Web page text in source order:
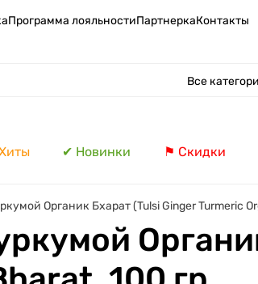
Программа лояльностиПартнеркаКонтакты
Все
✔ Новинки ⚑ Скидки
Органик Бхарат (Tulsi Ginger Turmeric